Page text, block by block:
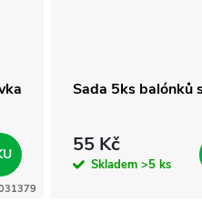
Sada 5ks balónků
55 Kč
Skladem >5 ks